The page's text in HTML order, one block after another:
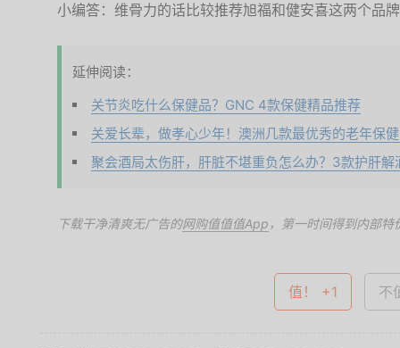
小编答：维骨力的话比较推荐旭福和健安喜这两个品
延伸阅读：
关节炎吃什么保健品？GNC 4款保健精品推荐
关爱长辈，做孝心少年！澳洲几款最优秀的老年保
聚会酒局太伤肝，肝脏不堪重负怎么办？3款护肝解
下载干净清爽无广告的网购值值值App ，第一时间得到内部特
值！ +1 不